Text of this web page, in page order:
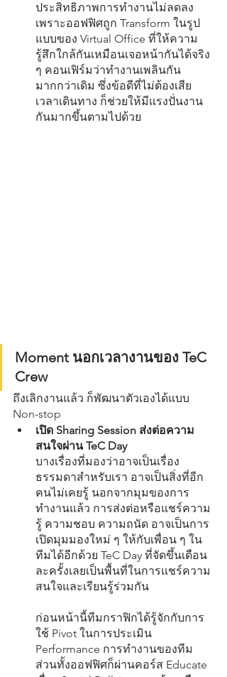
ประสิทธิภาพการทำงานไม่ลดลง
เพราะออฟฟิศถูก Transform ในรูป
แบบของ Virtual Office ที่ให้ความ
รู้สึกใกล้กันเหมือนเจอหน้ากันได้จริง
ๆ คอนเฟิร์มว่าทำงานเพลินกัน
มากกว่าเดิม ซึ่งข้อดีที่ไม่ต้องเสีย
เวลาเดินทาง ก็ช่วยให้มีแรงปั่นงาน
กันมากขึ้นตามไปด้วย
Moment นอกเวลางานของ TeC
Crew
ถึงเลิกงานแล้ว ก็พัฒนาตัวเองได้แบบ
Non-stop
เปิด Sharing Session ส่งต่อความ
สนใจผ่าน TeC Day
บางเรื่องที่มองว่าอาจเป็นเรื่อง
ธรรมดาสำหรับเรา อาจเป็นสิ่งที่อีก
คนไม่เคยรู้ นอกจากมุมของการ
ทำงานแล้ว การส่งต่อหรือแชร์ความ
รู้ ความชอบ ความถนัด อาจเป็นการ
เปิดมุมมองใหม่ ๆ ให้กับเพื่อน ๆ ใน
ทีมได้อีกด้วย TeC Day ที่จัดขึ้นเดือน
ละครั้งเลยเป็นพื้นที่ในการแชร์ความ
สนใจและเรียนรู้ร่วมกัน
ก่อนหน้านี้ทีมกราฟิกได้รู้จักกับการ
ใช้ Pivot ในการประเมิน
Performance การทำงานของทีม
ส่วนทั้งออฟฟิศก็ผ่านคอร์ส Educate